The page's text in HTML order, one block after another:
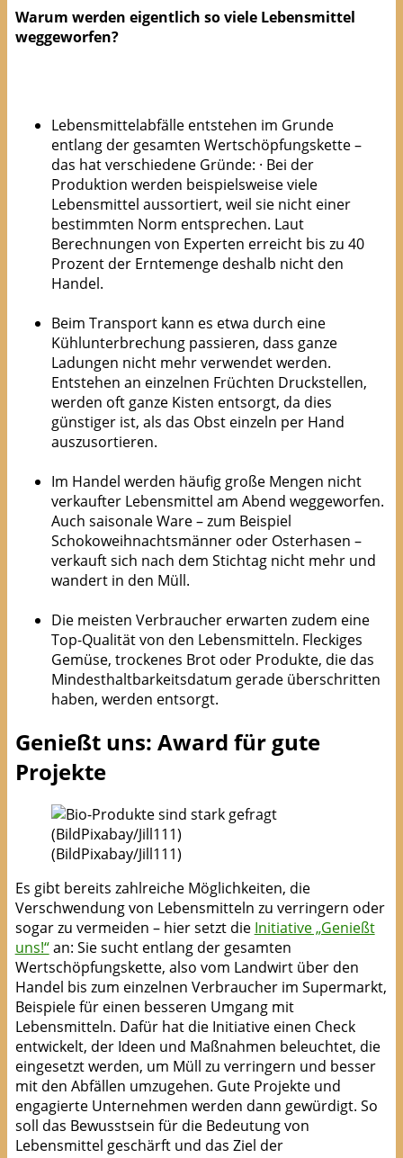
Warum werden eigentlich so viele Lebensmittel
weggeworfen?
Lebensmittelabfälle entstehen im Grunde
entlang der gesamten Wertschöpfungskette –
das hat verschiedene Gründe: · Bei der
Produktion werden beispielsweise viele
Lebensmittel aussortiert, weil sie nicht einer
bestimmten Norm entsprechen. Laut
Berechnungen von Experten erreicht bis zu 40
Prozent der Erntemenge deshalb nicht den
Handel.
Beim Transport kann es etwa durch eine
Kühlunterbrechung passieren, dass ganze
Ladungen nicht mehr verwendet werden.
Entstehen an einzelnen Früchten Druckstellen,
werden oft ganze Kisten entsorgt, da dies
günstiger ist, als das Obst einzeln per Hand
auszusortieren.
Im Handel werden häufig große Mengen nicht
verkaufter Lebensmittel am Abend weggeworfen.
Auch saisonale Ware – zum Beispiel
Schokoweihnachtsmänner oder Osterhasen –
verkauft sich nach dem Stichtag nicht mehr und
wandert in den Müll.
Die meisten Verbraucher erwarten zudem eine
Top-Qualität von den Lebensmitteln. Fleckiges
Gemüse, trockenes Brot oder Produkte, die das
Mindesthaltbarkeitsdatum gerade überschritten
haben, werden entsorgt.
Genießt uns: Award für gute
Projekte
(BildPixabay/Jill111)
Es gibt bereits zahlreiche Möglichkeiten, die
Verschwendung von Lebensmitteln zu verringern oder
sogar zu vermeiden – hier setzt die Initiative „Genießt
uns!“an: Sie sucht entlang der gesamten
Wertschöpfungskette, also vom Landwirt über den
Handel bis zum einzelnen Verbraucher im Supermarkt,
Beispiele für einen besseren Umgang mit
Lebensmitteln. Dafür hat die Initiative einen Check
entwickelt, der Ideen und Maßnahmen beleuchtet, die
eingesetzt werden, um Müll zu verringern und besser
mit den Abfällen umzugehen. Gute Projekte und
engagierte Unternehmen werden dann gewürdigt. So
soll das Bewusstsein für die Bedeutung von
Lebensmittel geschärft und das Ziel der